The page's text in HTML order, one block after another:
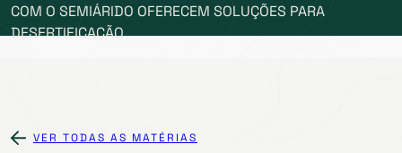
COM O SEMIÁRIDO OFERECEM SOLUÇÕES PARA
DESERTIFICAÇÃO
VER TODAS AS MATÉRIAS